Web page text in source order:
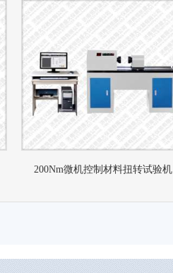
200Nm微机控制材料扭转试验机